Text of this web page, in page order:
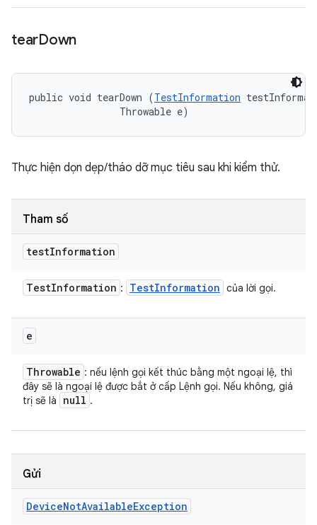
tearDown
public void tearDown (TestInformation
                Throwable e)
Thực hiện dọn dẹp/tháo dỡ mục tiêu sau khi kiểm thử.
Tham số
testInformation
TestInformation : TestInformation của lời gọi.
e
Throwable : nếu lệnh gọi kết thúc bằng một ngoại lệ, thì
đây sẽ là ngoại lệ được bắt ở cấp Lệnh gọi. Nếu không, giá
trị sẽ là
null .
Gửi
DeviceNotAvailableException